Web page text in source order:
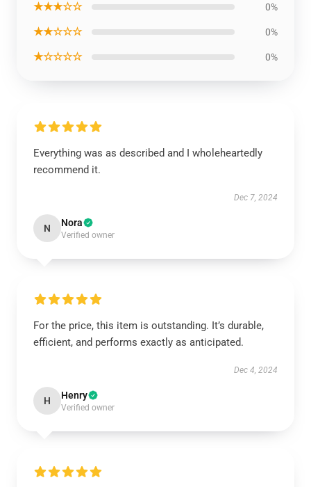
★★★☆☆ 0%
★★☆☆☆ 0%
★☆☆☆☆ 0%
Everything was as described and I wholeheartedly
recommend it.
Dec 7, 2024
N Nora
Verified owner
For the price, this item is outstanding. It’s durable,
efficient, and performs exactly as anticipated.
Dec 4, 2024
H Henry
Verified owner